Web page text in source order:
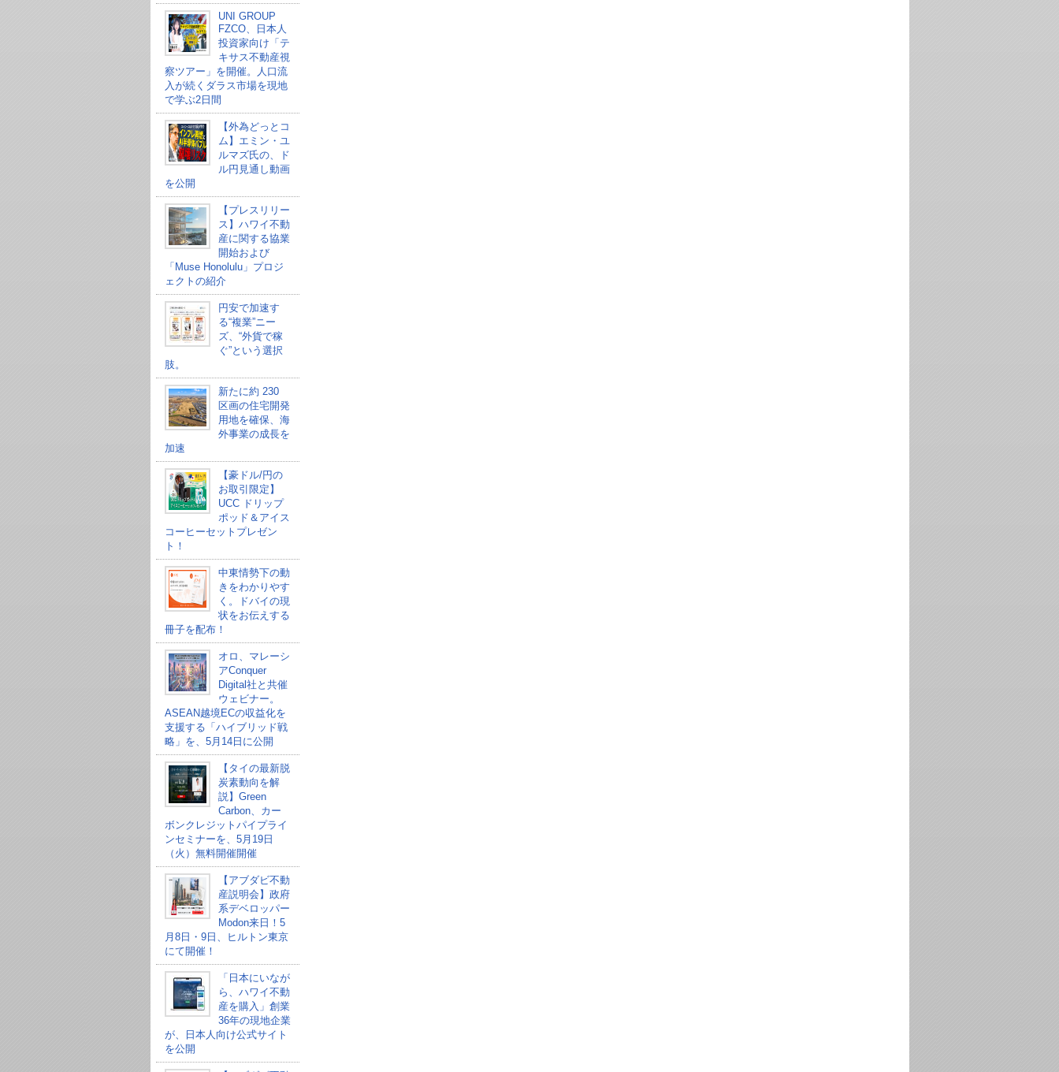
UNI GROUP
FZCO、日本人
投資家向け「テ
キサス不動産視
察ツアー」を開催。人口流
入が続くダラス市場を現地
で学ぶ2日間
【外為どっとコ
ム】エミン・ユ
ルマズ氏の、ド
ル円見通し動画
を公開
【プレスリリー
ス】ハワイ不動
産に関する協業
開始および
「Muse Honolulu」プロジ
ェクトの紹介
円安で加速す
る“複業”ニー
ズ、“外貨で稼
ぐ”という選択
肢。
新たに約 230
区画の住宅開発
用地を確保、海
外事業の成長を
加速
【豪ドル/円の
お取引限定】
UCC ドリップ
ポッド＆アイス
コーヒーセットプレゼン
ト！
中東情勢下の動
きをわかりやす
く。ドバイの現
状をお伝えする
冊子を配布！
オロ、マレーシ
アConquer
Digital社と共催
ウェビナー。
ASEAN越境ECの収益化を
支援する「ハイブリッド戦
略」を、5月14日に公開
【タイの最新脱
炭素動向を解
説】Green
Carbon、カー
ボンクレジットパイプライ
ンセミナーを、5月19日
（火）無料開催開催
【アブダビ不動
産説明会】政府
系デベロッパー
Modon来日！5
月8日・9日、ヒルトン東京
にて開催！
「日本にいなが
ら、ハワイ不動
産を購入」創業
36年の現地企業
が、日本人向け公式サイト
を公開